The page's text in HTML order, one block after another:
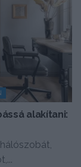
alakítani: